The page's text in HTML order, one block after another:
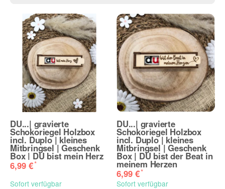
DU...| gravierte
Schokoriegel Holzbox
incl. Duplo | kleines
Mitbringsel | Geschenk
Box | DU bist mein Herz
6,99 €*
Sofort verfügbar
DU...| gravierte
Schokoriegel Holzbox
incl. Duplo | kleines
Mitbringsel | Geschenk
Box | DU bist der Beat in
meinem Herzen
6,99 €*
Sofort verfügbar